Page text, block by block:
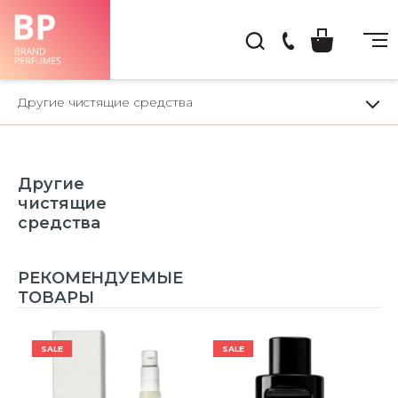
Другие чистящие средства
Другие
чистящие
средства
РЕКОМЕНДУЕМЫЕ
ТОВАРЫ
SALE SALE